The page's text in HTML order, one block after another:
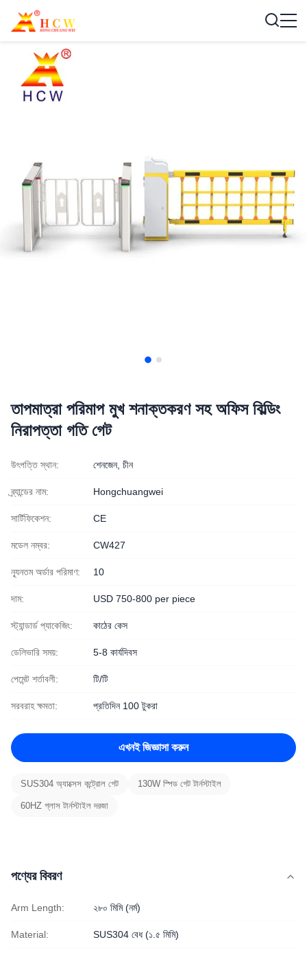
তাপমাত্রা পরিমাপ মুখ শনাক্তকরণ সহ অফিস বিল্ডিং
নিরাপত্তা গতি গেট
উৎপত্তি স্থান: শেনজেন, চীন
ব্র্যান্ডের নাম: Hongchuangwei
সার্টিফিকেশন: CE
মডেল নম্বর: CW427
ন্যূনতম অর্ডার পরিমাণ: 10
দাম: USD 750-800 per piece
স্ট্যান্ডার্ড প্যাকেজিং: কাঠের কেস
ডেলিভারি সময়: 5-8 কার্যদিবস
পেমেন্ট শর্তাবলী: টি/টি
সরবরাহ ক্ষমতা: প্রতিদিন 100 টুকরা
এখনই জিজ্ঞাসা করুন
SUS304 অ্যাক্সেস কন্ট্রোল গেট 130W স্পিড গেট টার্নস্টাইল
60HZ গ্লাস টার্নস্টাইল দরজা
পণ্যের বিবরণ
Arm Length: ২৮০ মিমি (নর্ম)
Material: SUS304 বেধ (১.৫ মিমি)